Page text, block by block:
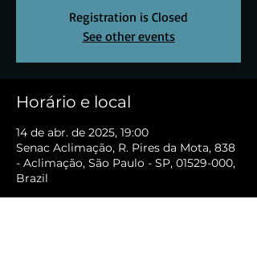
Registration is Closed
See other events
Horário e local
14 de abr. de 2025, 19:00
Senac Aclimação, R. Pires da Mota, 838
- Aclimação, São Paulo - SP, 01529-000,
Brazil